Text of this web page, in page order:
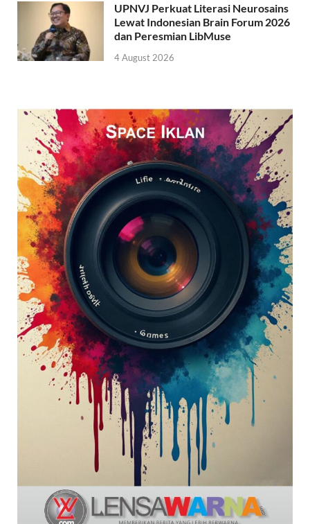
UPNVJ Perkuat Literasi Neurosains
Lewat Indonesian Brain Forum 2026
dan Peresmian LibMuse
4 August 2026